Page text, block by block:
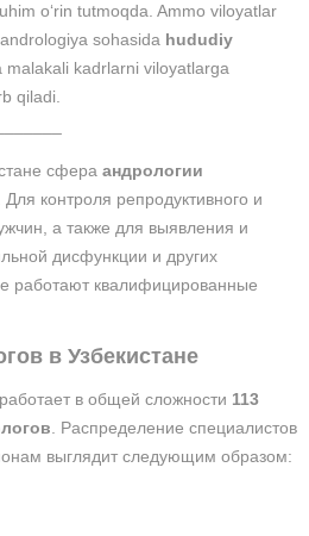
o‘rin tutmoqda. Ammo viloyatlar
sohasida hududiy
malakali kadrlarni viloyatlarga
qiladi.
сфера андрологии
контроля репродуктивного и
а также для выявления и
дисфункции и других
работают квалифицированные
в Узбекистане
в общей сложности 113
. Распределение специалистов
выглядит следующим образом: